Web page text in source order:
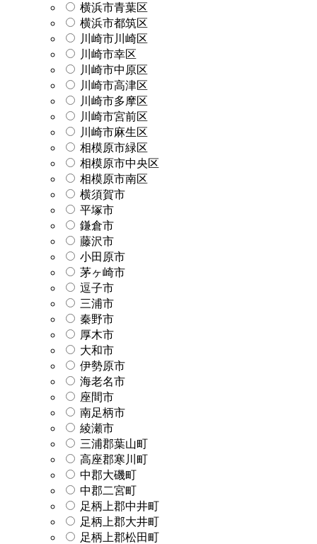
横浜市青葉区
横浜市都筑区
川崎市川崎区
川崎市幸区
川崎市中原区
川崎市高津区
川崎市多摩区
川崎市宮前区
川崎市麻生区
相模原市緑区
相模原市中央区
相模原市南区
横須賀市
平塚市
鎌倉市
藤沢市
小田原市
茅ヶ崎市
逗子市
三浦市
秦野市
厚木市
大和市
伊勢原市
海老名市
座間市
南足柄市
綾瀬市
三浦郡葉山町
高座郡寒川町
中郡大磯町
中郡二宮町
足柄上郡中井町
足柄上郡大井町
足柄上郡松田町